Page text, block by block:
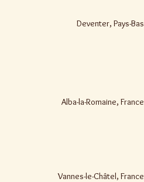
Deventer, Pays-Bas
Alba-la-Romaine, France
Vannes-le-Châtel, France